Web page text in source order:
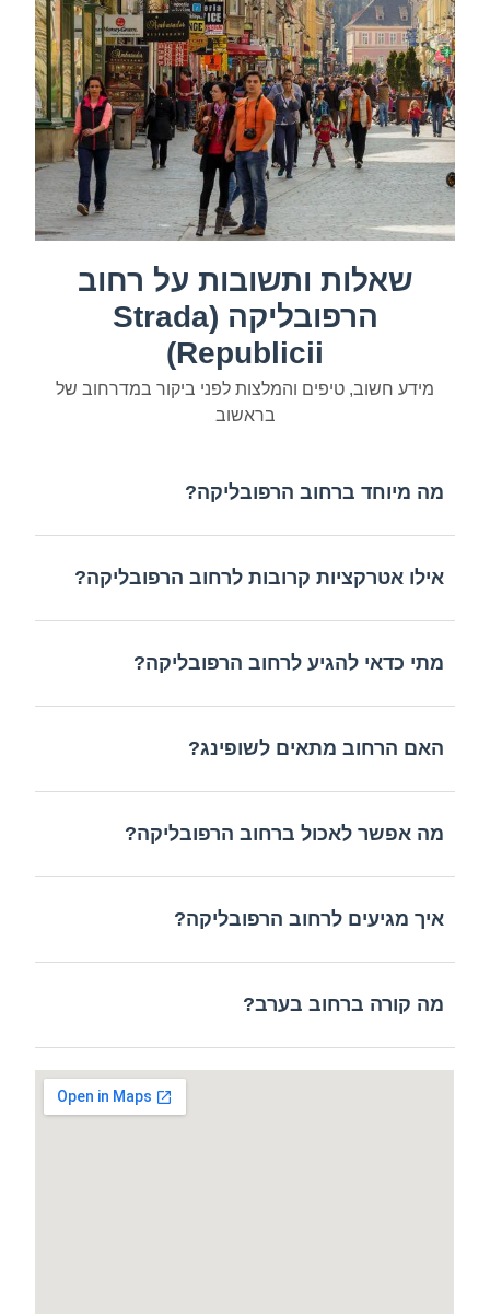
שאלות ותשובות על רחוב
הרפובליקה (Strada
Republicii)
מידע חשוב, טיפים והמלצות לפני ביקור במדרחוב של
בראשוב
מה מיוחד ברחוב הרפובליקה?
אילו אטרקציות קרובות לרחוב הרפובליקה?
מתי כדאי להגיע לרחוב הרפובליקה?
האם הרחוב מתאים לשופינג?
מה אפשר לאכול ברחוב הרפובליקה?
איך מגיעים לרחוב הרפובליקה?
מה קורה ברחוב בערב?